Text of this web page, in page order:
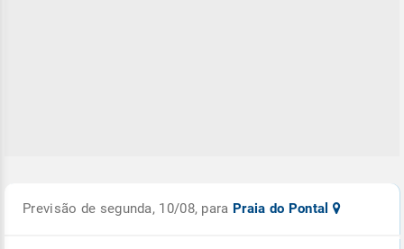
Previsão de segunda, 10/08, para Praia do Pontal